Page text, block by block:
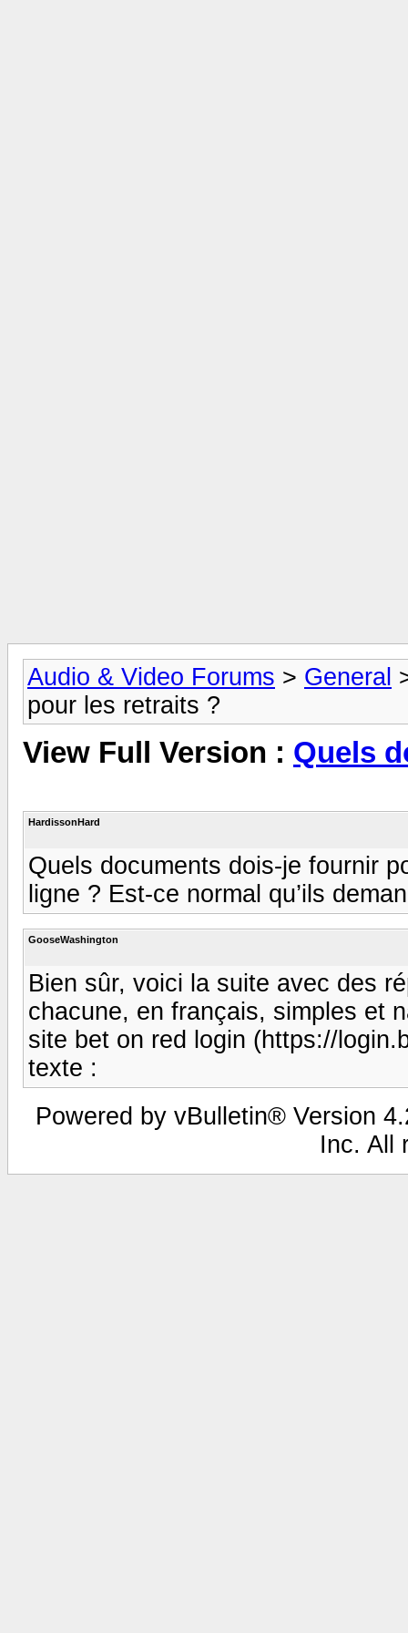
Audio & Video Forums > General
pour les retraits ?
View Full Version : Quels
HardissonHard
Quels documents dois-je fournir
ligne ? Est-ce normal qu’ils
GooseWashington
Bien sûr, voici la suite avec des
chacune, en français, simples et
site bet on red login (https://
texte :
Powered by vBulletin® Version
Inc. All